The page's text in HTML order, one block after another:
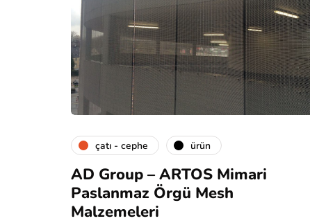
çatı - cephe ürün
AD Group – ARTOS Mimari
Paslanmaz Örgü Mesh
Malzemeleri